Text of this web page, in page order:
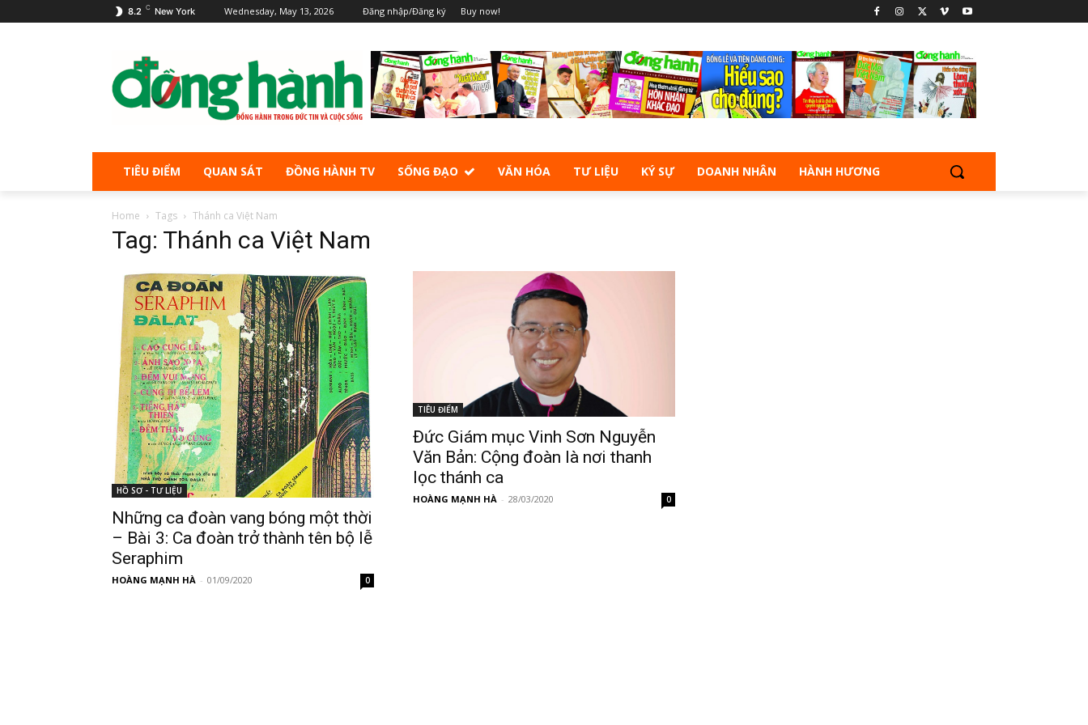
8.2 C New York Wednesday, May 13, 2026 Đăng nhập/Đăng ký Buy now!
TIÊU ĐIỂM QUAN SÁT ĐỒNG HÀNH TV SỐNG ĐẠO VĂN HÓA TƯ LIỆU KÝ SỰ DOANH NHÂN HÀNH HƯƠNG
Home Tags Thánh ca Việt Nam
Tag: Thánh ca Việt Nam
HỒ SƠ - TƯ LIỆU
Những ca đoàn vang bóng một thời
– Bài 3: Ca đoàn trở thành tên bộ lễ
Seraphim
HOÀNG MẠNH HÀ - 01/09/2020 0
TIÊU ĐIỂM
Đức Giám mục Vinh Sơn Nguyễn
Văn Bản: Cộng đoàn là nơi thanh
lọc thánh ca
HOÀNG MẠNH HÀ - 28/03/2020 0